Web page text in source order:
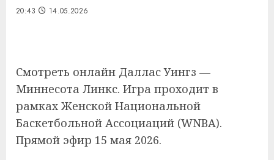
20:43 14.05.2026
Смотреть онлайн Даллас Уингз —
Миннесота Линкс. Игра проходит в
рамках Женской Национальной
Баскетбольной Ассоциаций (WNBA).
Прямой эфир 15 мая 2026.